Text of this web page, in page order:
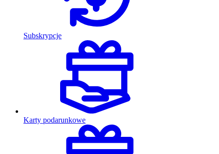
Subskrypcje
Karty podarunkowe